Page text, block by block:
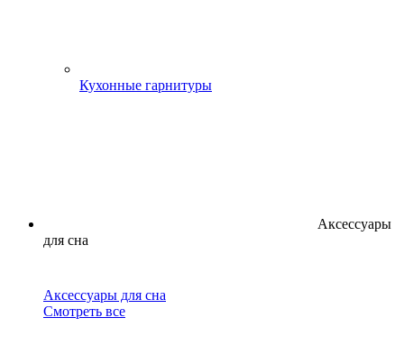
Кухонные гарнитуры
Аксессуары
для сна
Аксессуары для сна
Смотреть все